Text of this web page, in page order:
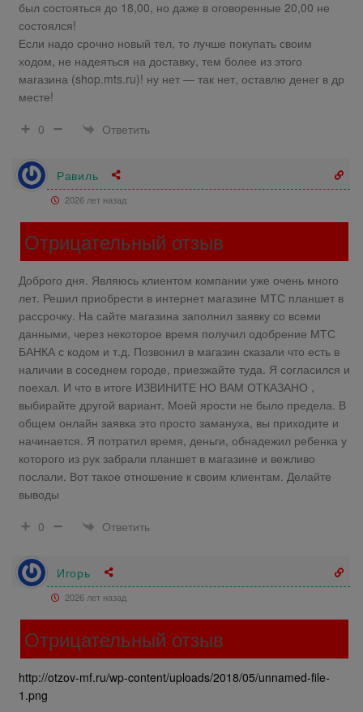
был состояться до 18,00, но даже в оговоренные 20,00 не
состоялся!
Если надо срочно новый тел, то лучше покупать своим
ходом, не надеяться на доставку, тем более из этого
магазина (shop.mts.ru)! ну нет — так нет, оставлю денег в др
месте!
0
Ответить
Равиль
2026 лет назад
Отрицательный отзыв
Доброго дня. Являюсь клиентом компании уже очень много
лет. Решил приобрести в интернет магазине МТС планшет в
рассрочку. На сайте магазина заполнил заявку со всеми
данными, через некоторое время получил одобрение МТС
БАНКА с кодом и т.д. Позвонил в магазин сказали что есть в
наличии в соседнем городе, приезжайте туда. Я согласился и
поехал. И что в итоге ИЗВИНИТЕ НО ВАМ ОТКАЗАНО ,
выбирайте другой вариант. Моей ярости не было предела. В
общем онлайн заявка это просто замануха, вы приходите и
начинается. Я потратил время, деньги, обнадежил ребенка у
которого из рук забрали планшет в магазине и вежливо
послали. Вот такое отношение к своим клиентам. Делайте
выводы
0
Ответить
Игорь
2026 лет назад
Отрицательный отзыв
http://otzov-mf.ru/wp-content/uploads/2018/05/unnamed-file-
1.png